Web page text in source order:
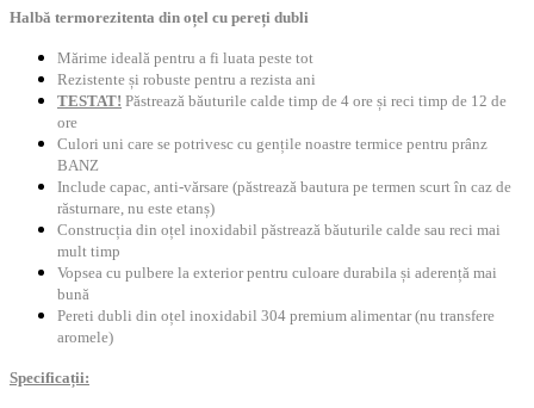
Halbă termorezitenta din oțel cu pereți dubli
Mărime ideală pentru a fi luata peste tot
Rezistente și robuste pentru a rezista ani
TESTAT! Păstrează băuturile calde timp de 4 ore și reci timp de 12 de
ore
Culori uni care se potrivesc cu gențile noastre termice pentru prânz
BANZ
Include capac, anti-vărsare (păstrează bautura pe termen scurt în caz de
răsturnare, nu este etanș)
Construcția din oțel inoxidabil păstrează băuturile calde sau reci mai
mult timp
Vopsea cu pulbere la exterior pentru culoare durabila și aderență mai
bună
Pereti dubli din oțel inoxidabil 304 premium alimentar (nu transfere
aromele)
Specificații: